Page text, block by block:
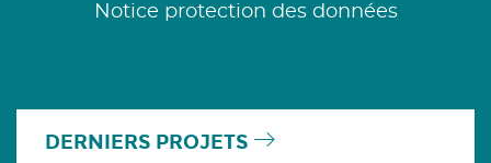
Notice protection des données
DERNIERS PROJETS